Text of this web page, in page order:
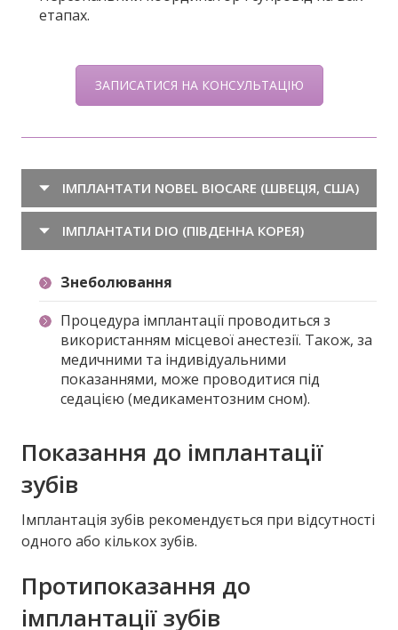
етапах.
ЗАПИСАТИСЯ НА КОНСУЛЬТАЦІЮ
ІМПЛАНТАТИ NOBEL BIOCARE (ШВЕЦІЯ, США)
ІМПЛАНТАТИ DIO (ПІВДЕННА КОРЕЯ)
Знеболювання
Процедура імплантації проводиться з
використанням місцевої анестезії. Також, за
медичними та індивідуальними
показаннями, може проводитися під
седацією (медикаментозним сном).
Показання до імплантації
зубів
Імплантація зубів рекомендується при відсутності
одного або кількох зубів.
Протипоказання до
імплантації зубів